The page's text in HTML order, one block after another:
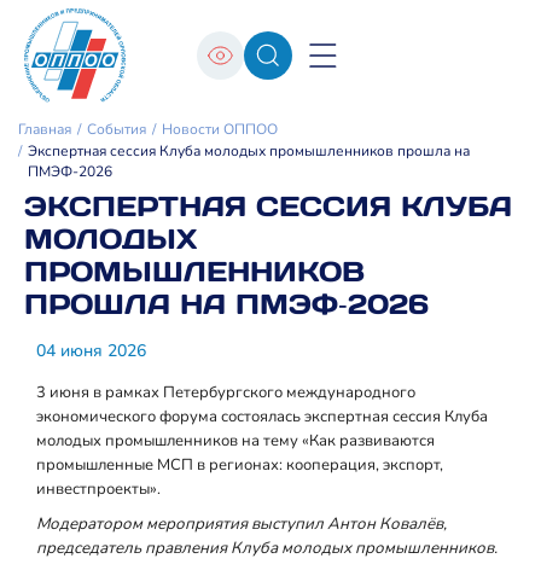
Главная События
Новости ОППОО
Экспертная сессия Клуба молодых промышленников прошла на
ПМЭФ‑2026
ЭКСПЕРТНАЯ СЕССИЯ КЛУБА
МОЛОДЫХ
ПРОМЫШЛЕННИКОВ
ПРОШЛА НА ПМЭФ‑2026
04 июня 2026
3 июня в рамках Петербургского международного
экономического форума состоялась экспертная сессия Клуба
молодых промышленников на тему «Как развиваются
промышленные МСП в регионах: кооперация, экспорт,
инвестпроекты».
Модератором мероприятия выступил Антон Ковалёв,
председатель правления Клуба молодых промышленников.